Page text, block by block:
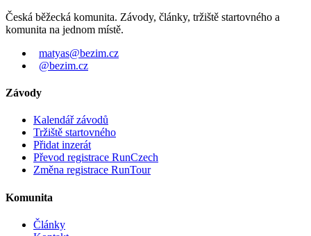
Česká běžecká komunita. Závody, články, tržiště startovného a
komunita na jednom místě.
matyas@bezim.cz
@bezim.cz
Závody
Kalendář závodů
Tržiště startovného
Přidat inzerát
Převod registrace RunCzech
Změna registrace RunTour
Komunita
Články